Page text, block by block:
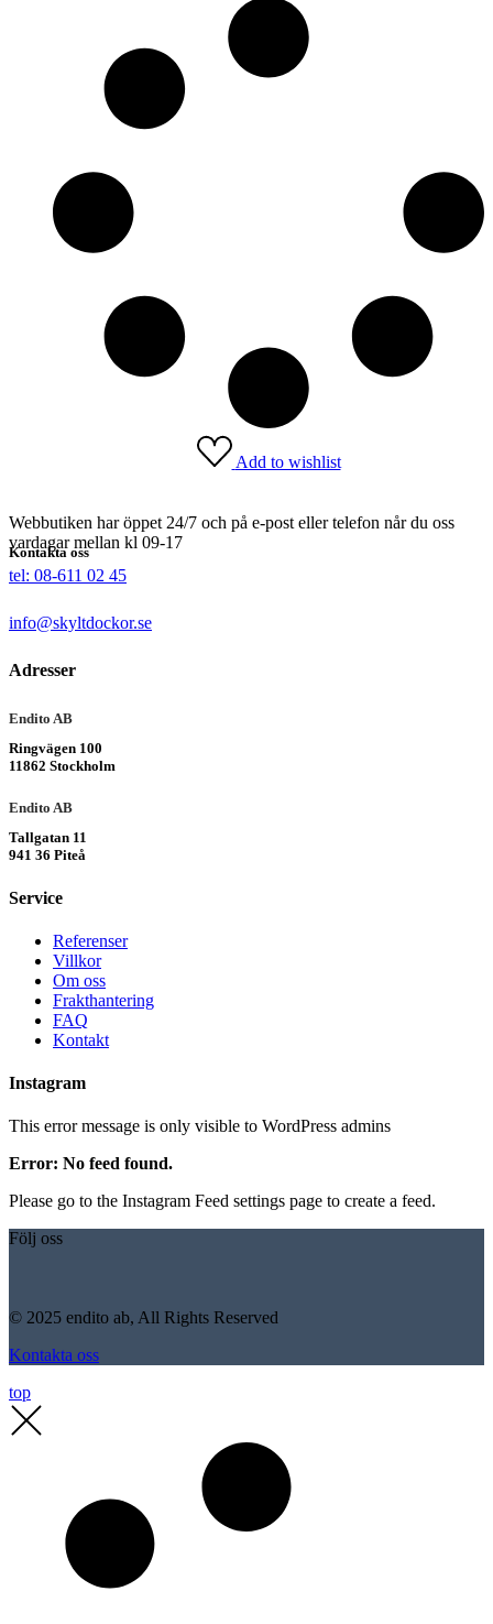
Add to wishlist
Webbutiken har öppet 24/7 och på e-post eller telefon når du oss
vardagar mellan kl 09-17
Kontakta oss
tel: 08-611 02 45
info@skyltdockor.se
Adresser
Endito AB
Ringvägen 100
11862 Stockholm
Endito AB
Tallgatan 11
941 36 Piteå
Service
Referenser
Villkor
Om oss
Frakthantering
FAQ
Kontakt
Instagram
This error message is only visible to WordPress admins
Error: No feed found.
Please go to the Instagram Feed settings page to create a feed.
Följ oss
© 2025 endito ab, All Rights Reserved
Kontakta oss
top